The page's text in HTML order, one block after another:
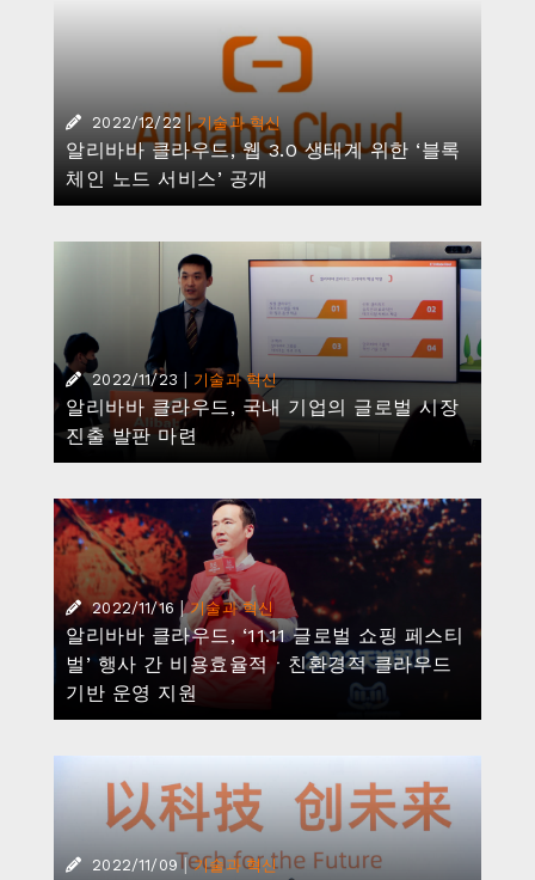
2022/12/22 | 기술과 혁신
알리바바 클라우드, 웹 3.0 생태계 위한 ‘블록
체인 노드 서비스’ 공개
2022/11/23 | 기술과 혁신
알리바바 클라우드, 국내 기업의 글로벌 시장
진출 발판 마련
2022/11/16 | 기술과 혁신
알리바바 클라우드, ‘11.11 글로벌 쇼핑 페스티
벌’ 행사 간 비용효율적ㆍ친환경적 클라우드
기반 운영 지원
2022/11/09 | 기술과 혁신